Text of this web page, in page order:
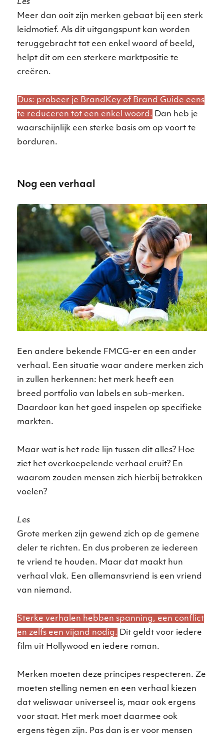
Les
Meer dan ooit zijn merken gebaat bij een sterk
leidmotief. Als dit uitgangspunt kan worden
teruggebracht tot een enkel woord of beeld,
helpt dit om een sterkere marktpositie te
creëren.
Dus: probeer je BrandKey of Brand Guide eens
te reduceren tot een enkel woord. Dan heb je
waarschijnlijk een sterke basis om op voort te
borduren.
Nog een verhaal
Een andere bekende FMCG-er en een ander
verhaal. Een situatie waar andere merken zich
in zullen herkennen: het merk heeft een
breed portfolio van labels en sub-merken.
Daardoor kan het goed inspelen op specifieke
markten.
Maar wat is het rode lijn tussen dit alles? Hoe
ziet het overkoepelende verhaal eruit? En
waarom zouden mensen zich hierbij betrokken
voelen?
Les
Grote merken zijn gewend zich op de gemene
deler te richten. En dus proberen ze iedereen
te vriend te houden. Maar dat maakt hun
verhaal vlak. Een allemansvriend is een vriend
van niemand.
Sterke verhalen hebben spanning, een conflict
en zelfs een vijand nodig. Dit geldt voor iedere
film uit Hollywood en iedere roman.
Merken moeten deze principes respecteren. Ze
moeten stelling nemen en een verhaal kiezen
dat weliswaar universeel is, maar ook ergens
voor staat. Het merk moet daarmee ook
ergens tègen zijn. Pas dan is er voor mensen